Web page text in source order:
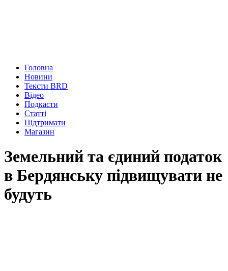
Головна
Новини
Тексти BRD
Відео
Подкасти
Статті
Підтримати
Магазин
Земельний та єдиний податок
в Бердянську підвищувати не
будуть